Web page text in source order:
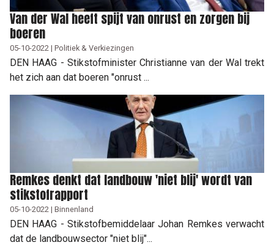
Van der Wal heeft spijt van onrust en zorgen bij
boeren
05-10-2022 | Politiek & Verkiezingen
DEN HAAG - Stikstofminister Christianne van der Wal trekt
het zich aan dat boeren "onrust ...
Remkes denkt dat landbouw 'niet blij' wordt van
stikstofrapport
05-10-2022 | Binnenland
DEN HAAG - Stikstofbemiddelaar Johan Remkes verwacht
dat de landbouwsector "niet blij"...